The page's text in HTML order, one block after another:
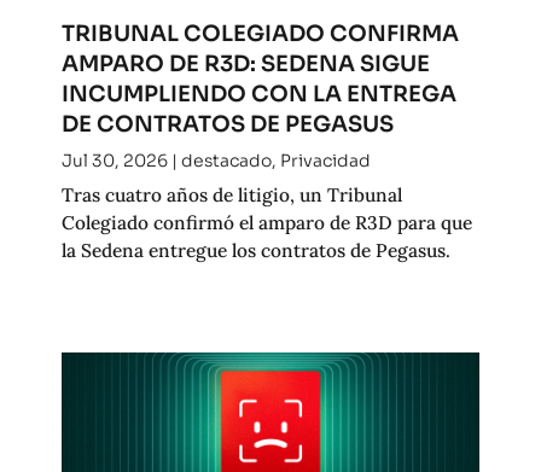
TRIBUNAL COLEGIADO CONFIRMA
AMPARO DE R3D: SEDENA SIGUE
INCUMPLIENDO CON LA ENTREGA
DE CONTRATOS DE PEGASUS
Jul 30, 2026| destacado, Privacidad
Tras cuatro años de litigio, un Tribunal
Colegiado confirmó el amparo de R3D para que
la Sedena entregue los contratos de Pegasus.